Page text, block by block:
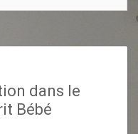
dans le
Bébé